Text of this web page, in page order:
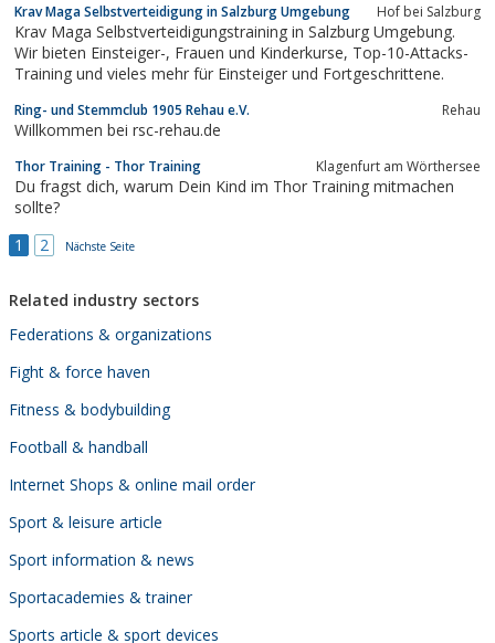
Krav Maga Selbstverteidigung in Salzburg Umgebung Hof bei Salzburg
Krav Maga Selbstverteidigungstraining in Salzburg Umgebung.
Wir bieten Einsteiger-, Frauen und Kinderkurse, Top-10-Attacks-
Training und vieles mehr für Einsteiger und Fortgeschrittene.
Ring- und Stemmclub 1905 Rehau e.V. Rehau
Willkommen bei rsc-rehau.de
Thor Training - Thor Training Klagenfurt am Wörthersee
Du fragst dich, warum Dein Kind im Thor Training mitmachen
sollte?
1
2 Nächste Seite
Related industry sectors
Federations & organizations
Fight & force haven
Fitness & bodybuilding
Football & handball
Internet Shops & online mail order
Sport & leisure article
Sport information & news
Sportacademies & trainer
Sports article & sport devices